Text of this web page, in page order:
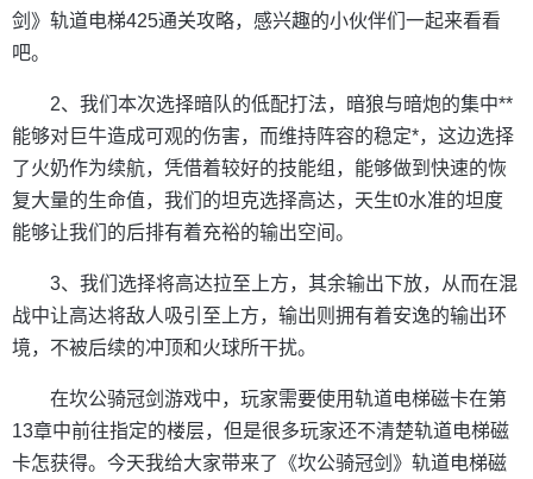
剑》轨道电梯425通关攻略，感兴趣的小伙伴们一起来看看
吧。
2、我们本次选择暗队的低配打法，暗狼与暗炮的集中**
能够对巨牛造成可观的伤害，而维持阵容的稳定*，这边选择
了火奶作为续航，凭借着较好的技能组，能够做到快速的恢
复大量的生命值，我们的坦克选择高达，天生t0水准的坦度
能够让我们的后排有着充裕的输出空间。
3、我们选择将高达拉至上方，其余输出下放，从而在混
战中让高达将敌人吸引至上方，输出则拥有着安逸的输出环
境，不被后续的冲顶和火球所干扰。
在坎公骑冠剑游戏中，玩家需要使用轨道电梯磁卡在第
13章中前往指定的楼层，但是很多玩家还不清楚轨道电梯磁
卡怎获得。今天我给大家带来了《坎公骑冠剑》轨道电梯磁